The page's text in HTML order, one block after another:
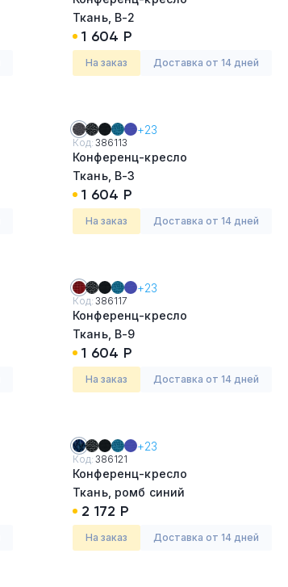
Ткань, В-2
1 604 Р
На заказ Доставка от 14 дней
+23
Код:386113
Конференц-кресло
Ткань, В-3
1 604 Р
На заказ Доставка от 14 дней
+23
Код:386117
Конференц-кресло
Ткань, В-9
1 604 Р
На заказ Доставка от 14 дней
+23
Код:386121
Конференц-кресло
Ткань, ромб синий
2 172 Р
На заказ Доставка от 14 дней